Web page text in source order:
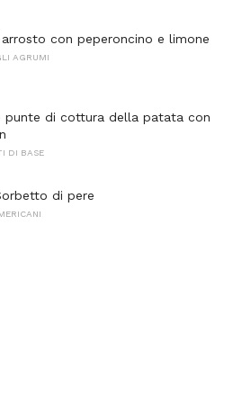
con peperoncino e limone
AGRUMI
punte di cottura della patata con
DI BASE
di pere